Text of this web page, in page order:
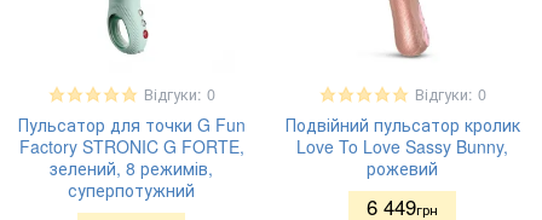
Відгуки: 0
Пульсатор для точки G Fun
Factory STRONIC G FORTE,
зелений, 8 режимів,
суперпотужний
Відгуки: 0
Подвійний пульсатор кролик
Love To Love Sassy Bunny,
рожевий
6 449грн